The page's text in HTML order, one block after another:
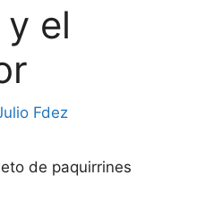
el
Fdez
de paquirrines